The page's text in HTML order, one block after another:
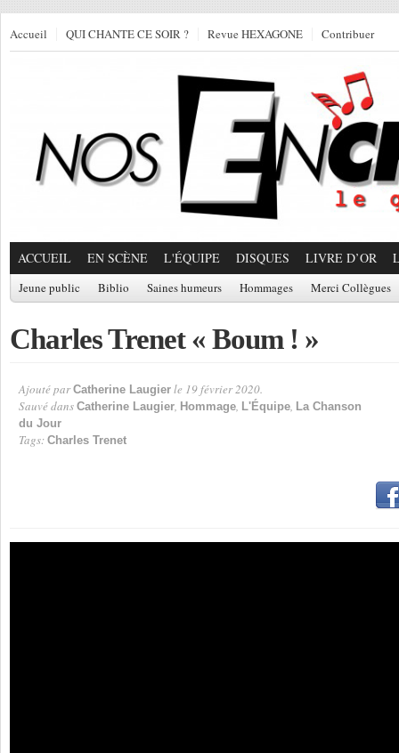
Accueil QUI CHANTE CE SOIR ? Revue HEXAGONE Contribuer
ACCUEIL EN SCÈNE L'ÉQUIPE DISQUES LIVRE D’OR
Jeune public Biblio Saines humeurs Hommages Merci Collègues
Charles Trenet « Boum ! »
Ajouté par Catherine Laugier le 19 février 2020.
Sauvé dans Catherine Laugier, Hommage, L'Équipe, La Chanson
du Jour
Tags: Charles Trenet